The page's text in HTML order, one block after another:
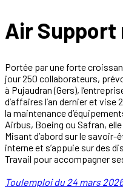
Air
Portée par une forte
jour 250 collaborateurs,
à Pujaudran (Gers),
d’affaires l’an dernier et vise
la maintenance
Airbus, Boeing ou Safran,
Misant d’abord sur le savoir-
interne et s’appuie sur des
Travail pour accompagner
Toulemploi du 24 mars 2026